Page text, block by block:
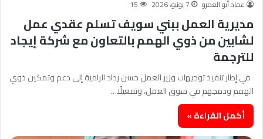
عماد أبو العمرو 7 يونيو، 2026 15
مديرية العمل ببني سويف تسلم عقدي عمل
لشابين من ذوي الهمم بالتعاون مع شركة إيجاد
للترجمة
في إطار تنفيذ توجيهات وزير العمل حسن رداد الرامية إلى دعم وتمكين ذوي
الهمم ودمجهم في سوق العمل، وتفعيلًا…
أكمل القراءة »